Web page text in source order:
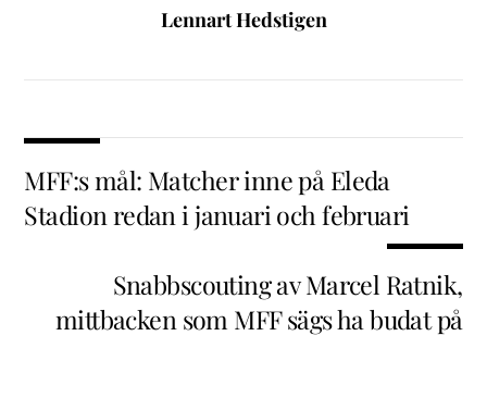
Lennart Hedstigen
MFF:s mål: Matcher inne på Eleda
Stadion redan i januari och februari
Snabbscouting av Marcel Ratnik,
mittbacken som MFF sägs ha budat på